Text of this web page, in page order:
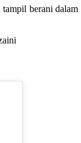
berani